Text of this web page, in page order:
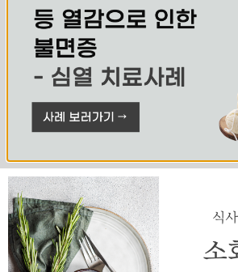
헬스코리아 9월호 ‘우울증 방치하면 안
이코노믹리뷰 ‘수능 D-10 수험생 두
로 잡는다’
세계일보 11월호 ‘잠못드는 아이들
치료 방법’
한국경제 12월호 ‘울화병, 화병 참다가
한국경제 12월호 ‘거식증 폭식증 중
한다.’
강연
6월 바비카페 성형수술 회원 대상
음치료 : 마음에 대해서>